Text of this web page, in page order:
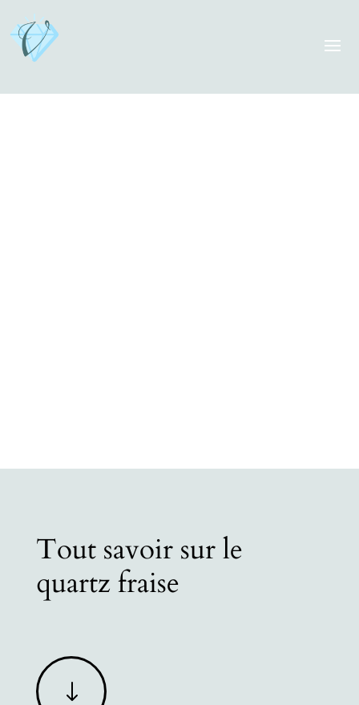
Tout savoir sur le
quartz fraise
"